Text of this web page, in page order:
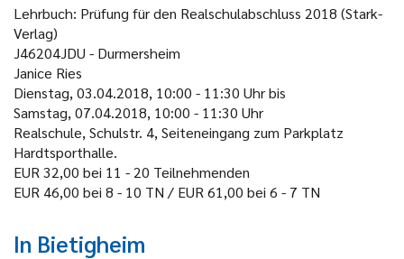
Lehrbuch: Prüfung für den Realschulabschluss 2018 (Stark-
Verlag)
J46204JDU - Durmersheim
Janice Ries
Dienstag, 03.04.2018, 10:00 - 11:30 Uhr bis
Samstag, 07.04.2018, 10:00 - 11:30 Uhr
Realschule, Schulstr. 4, Seiteneingang zum Parkplatz
Hardtsporthalle.
EUR 32,00 bei 11 - 20 Teilnehmenden
EUR 46,00 bei 8 - 10 TN / EUR 61,00 bei 6 - 7 TN
In Bietigheim